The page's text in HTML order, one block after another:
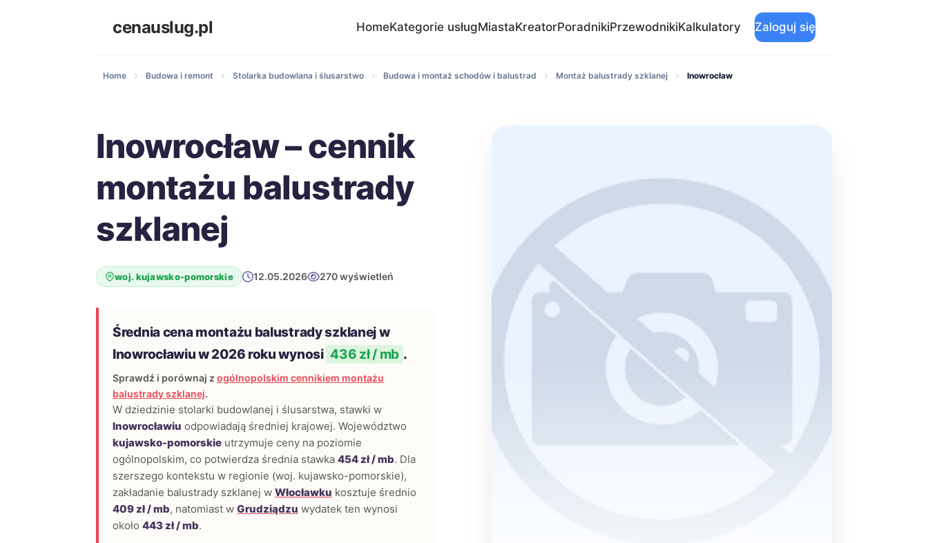
cenauslug.pl HomeKategorie usługMiastaKreatorPoradnikiPrzewodnikiKalkulatory Zaloguj się
Home Budowa i remont Stolarka budowlana i ślusarstwo Budowa i montaż schodów i balustrad Montaż balustrady szklanej Inowrocław
Inowrocław – cennik
montażu balustrady
szklanej
woj. kujawsko-pomorskie 12.05.2026 270 wyświetleń
Średnia cena montażu balustrady szklanej w
Inowrocławiu w 2026 roku wynosi 436 zł / mb .
Sprawdź i porównaj z ogólnopolskim cennikiem montażu
balustrady szklanej.
W dziedzinie stolarki budowlanej i ślusarstwa, stawki w
Inowrocławiu odpowiadają średniej krajowej. Województwo
kujawsko-pomorskie utrzymuje ceny na poziomie
ogólnopolskim, co potwierdza średnia stawka 454 zł / mb. Dla
szerszego kontekstu w regionie (woj. kujawsko-pomorskie),
zakładanie balustrady szklanej w Włocławku kosztuje średnio
409 zł / mb, natomiast w Grudziądzu wydatek ten wynosi
około 443 zł / mb.